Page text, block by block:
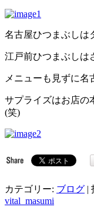
名古屋ひつまぶしは
江戸前ひつまぶしは
メニューも見ずに名
サプライズはお店の
(笑)
カテゴリー: ブログ |
vital_masumi